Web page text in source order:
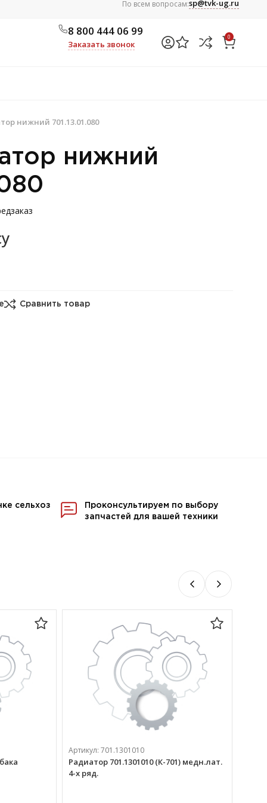
По всем вопросам:sp@tvk-ug.ru
8 800 444 06 99
Заказать звонок
0
нижний 701.13.01.080
нижний
Сравнить товар
сельхоз
Проконсультируем по выбору
запчастей для вашей техники
Артикул: 701.1301010
Радиатор 701.1301010 (К-701) медн.лат.
4-х ряд.